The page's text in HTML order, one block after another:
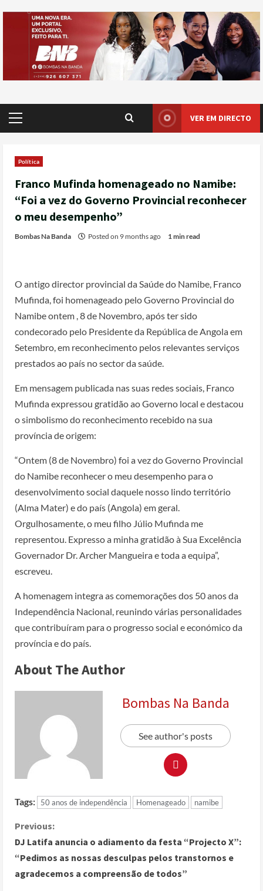
VER EM DIRECTO
Política
Franco Mufinda homenageado no Namibe:
“Foi a vez do Governo Provincial reconhecer
o meu desempenho”
Bombas Na Banda Posted on 9 months ago 1 min read
O antigo director provincial da Saúde do Namibe, Franco
Mufinda, foi homenageado pelo Governo Provincial do
Namibe ontem , 8 de Novembro, após ter sido
condecorado pelo Presidente da República de Angola em
Setembro, em reconhecimento pelos relevantes serviços
prestados ao país no sector da saúde.
Em mensagem publicada nas suas redes sociais, Franco
Mufinda expressou gratidão ao Governo local e destacou
o simbolismo do reconhecimento recebido na sua
província de origem:
“Ontem (8 de Novembro) foi a vez do Governo Provincial
do Namibe reconhecer o meu desempenho para o
desenvolvimento social daquele nosso lindo território
(Alma Mater) e do país (Angola) em geral.
Orgulhosamente, o meu filho Júlio Mufinda me
representou. Expresso a minha gratidão à Sua Excelência
Governador Dr. Archer Mangueira e toda a equipa”,
escreveu.
A homenagem integra as comemorações dos 50 anos da
Independência Nacional, reunindo várias personalidades
que contribuíram para o progresso social e económico da
província e do país.
About The Author
Bombas Na Banda
See author's posts
Tags: 50 anos de independência Homenageado namibe
Previous:
DJ Latifa anuncia o adiamento da festa “Projecto X”:
“Pedimos as nossas desculpas pelos transtornos e
agradecemos a compreensão de todos”